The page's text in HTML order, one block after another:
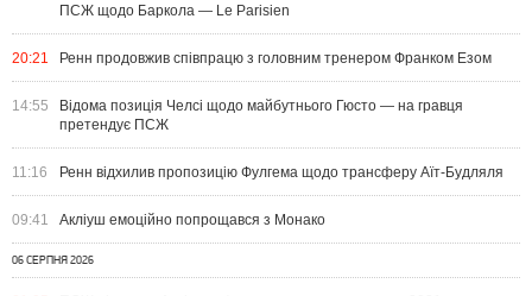
ПСЖ щодо Баркола — Le Parisien
20:21 Ренн продовжив співпрацю з головним тренером Франком Езом
14:55
Відома позиція Челсі щодо майбутнього Гюсто — на гравця
претендує ПСЖ
11:16 Ренн відхилив пропозицію Фулгема щодо трансферу Аїт-Будляля
09:41 Акліуш емоційно попрощався з Монако
06 СЕРПНЯ 2026